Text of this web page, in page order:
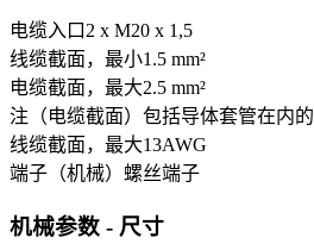
电缆入口 2 x M20 x 1,5
线缆截面，最小1.5 mm²
电缆截面，最大2.5 mm²
注（电缆截面） 包括导体套管在内的
线缆截面，最大13AWG
端子（机械） 螺丝端子
机械参数 - 尺寸